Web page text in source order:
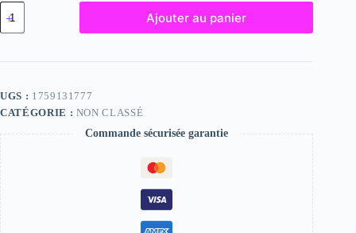
quantité
de
Frigg,
2023
x
20
Ajouter au panier
UGS : 1759131777
CATÉGORIE : NON CLASSÉ
Commande sécurisée garantie